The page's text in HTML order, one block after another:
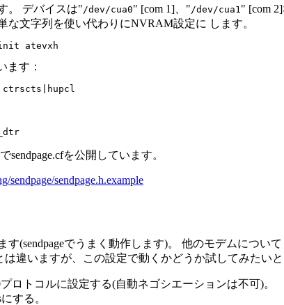
。 デバイスは"/dev/cua0" [com 1]、"/dev/cua1" [com 2]
な文字列を使い代わりにNVRAM設定に します。
ます：
を公開しています。
sendpage/sendpage.h.example
す(sendpageでうまく動作します)。 他のモデムについ
は違いますが、この設定で動くかどうか試してみたい
プロトコルに設定する(自動ネゴシエーションは不可)。
する。